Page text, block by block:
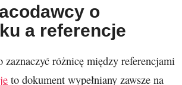
o
a referencje
zaznaczyć różnicę między referencjami
to dokument wypełniany zawsze na